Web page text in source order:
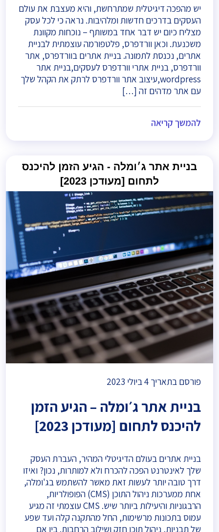
יש מהפכה דיגיטלית שמתרחשת, והיא מעצבת את עולם
העסקים בדרכים חדשות ומלהיבות. נראה כי לכל עסק
מצליח כיום יש דבר אחד במשותף – נוכחות מקוונת
משכנעת. וכאן וורדפרס, פלטפורמה עוצמתית לבניית
אתרים, נכנסת לתמונה. בניית אתרים בוורדפרס, אתר
וורדפרס, בניית אתרי וורדפרס לעסקים,בניית אתר
wordpress,עיצוב אתר וורדפרס לרתק את הקהל שלך
עם אתר מדהים זה […]
להמשך קריאה
פורסם בתאריך 4 ביולי 2023
בניית אתר ג׳ומלה – הגיע הזמן
להיכנס לתחום [מעודכן 2023]
בניית אתרים בעולם הדיגיטלי המהיר, העברת העסק
שלך לאינטרנט הפכה להכרח ולא למותרות, נכון? ואיזו
דרך טובה יותר לעשות זאת מאשר להשתמש בג'ומלה,
אחת ממערכות ניהול התוכן (CMS) הפופולריות,
הרבגוניות והיעילות ביותר שיש. CMS עוצמתי זה מגיע
עמוס בתכונות מרשימות, החל מהתקנה קלה ועד שפע
של תבניות, ניהול תוכן חזק ושילוב הרחבות. בין אם